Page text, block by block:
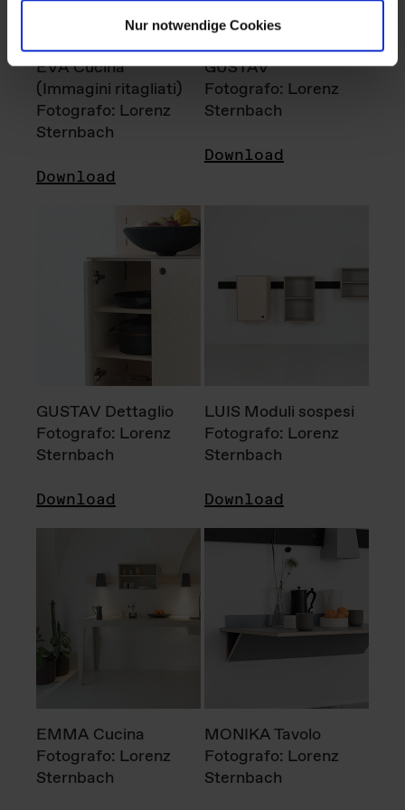
Nur notwendige Cookies
EVA Cucina
(Immagini ritagliati)
Fotografo: Lorenz
Sternbach
Download
GUSTAV
Fotografo: Lorenz
Sternbach
Download
GUSTAV Dettaglio
Fotografo: Lorenz
Sternbach
Download
LUIS Moduli sospesi
Fotografo: Lorenz
Sternbach
Download
EMMA Cucina
Fotografo: Lorenz
Sternbach
MONIKA Tavolo
Fotografo: Lorenz
Sternbach